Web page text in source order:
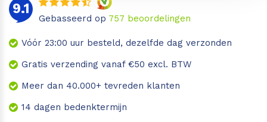
9.1
Gebasseerd op 757 beoordelingen
Vóór 23:00 uur besteld, dezelfde dag verzonden
Gratis verzending vanaf €50 excl. BTW
Meer dan 40.000+ tevreden klanten
14 dagen bedenktermijn